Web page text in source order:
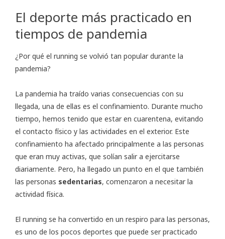
El deporte más practicado en
tiempos de pandemia
¿Por qué el running se volvió tan popular durante la
pandemia?
La pandemia ha traído varias consecuencias con su
llegada, una de ellas es el confinamiento. Durante mucho
tiempo, hemos tenido que estar en cuarentena, evitando
el contacto físico y las actividades en el exterior. Este
confinamiento ha afectado principalmente a las personas
que eran muy activas, que solían salir a ejercitarse
diariamente. Pero, ha llegado un punto en el que también
las personas sedentarias, comenzaron a necesitar la
actividad física.
El running se ha convertido en un respiro para las personas,
es uno de los pocos deportes que puede ser practicado